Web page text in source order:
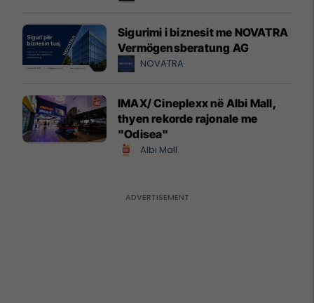
Sigurimi i biznesit me NOVATRA
Vermögensberatung AG
NOVATRA
IMAX/ Cineplexx në Albi Mall,
thyen rekorde rajonale me
"Odisea"
Albi Mall